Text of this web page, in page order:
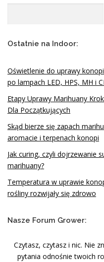
Ostatnie na Indoor:
Oświetlenie do uprawy
po lampach LED, HPS, MH i
Etapy Uprawy Marihuany
Dla Początkujących
Skąd bierze się zapach
aromacie i terpenach konopi
Jak curing, czyli dojrzewanie
marihuany?
Temperatura w uprawie
rośliny rozwijały się zdrowo
Nasze Forum Grower:
Czytasz, czytasz i nic. Nie
pytania odnośnie twoich